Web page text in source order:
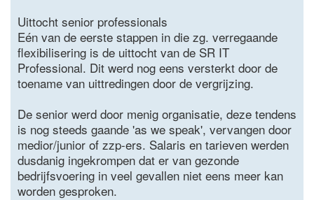
Uittocht senior professionals
Eén van de eerste stappen in die zg. verregaande
flexibilisering is de uittocht van de SR IT
Professional. Dit werd nog eens versterkt door de
toename van uittredingen door de vergrijzing.
De senior werd door menig organisatie, deze tendens
is nog steeds gaande 'as we speak', vervangen door
medior/junior of zzp-ers. Salaris en tarieven werden
dusdanig ingekrompen dat er van gezonde
bedrijfsvoering in veel gevallen niet eens meer kan
worden gesproken.